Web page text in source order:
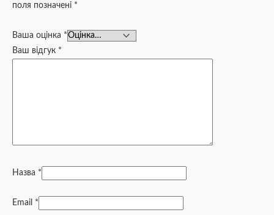
поля позначені *
Ваша оцінка *
Ваш відгук *
Назва *
Email *